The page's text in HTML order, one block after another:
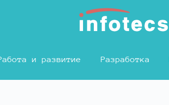
и развитие Разработка